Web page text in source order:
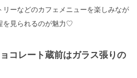
リーなどのカフェメニューを楽しみなが
を見られるのが魅力♡
コレート蔵前はガラス張りの